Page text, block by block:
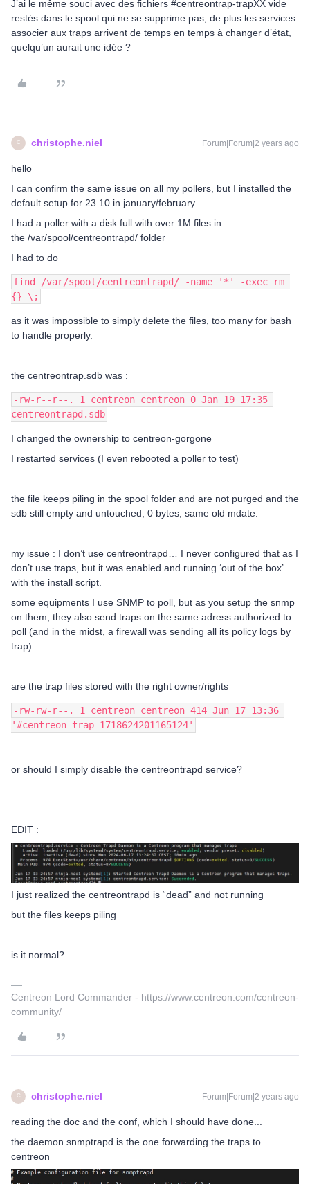
J’ai le même souci avec des fichiers #centreontrap-trapXX vide
restés dans le spool qui ne se supprime pas, de plus les services
associer aux traps arrivent de temps en temps à changer d’état,
quelqu’un aurait une idée ?
C christophe.niel Forum|Forum|2 years ago
hello
I can confirm the same issue on all my pollers, but I installed the
default setup for 23.10 in january/february
I had a poller with a disk full with over 1M files in
the /var/spool/centreontrapd/ folder
I had to do
find /var/spool/centreontrapd/ -name '*' -exec rm
{} \;
as it was impossible to simply delete the files, too many for bash
to handle properly.
the centreontrap.sdb was :
-rw-r--r--. 1 centreon centreon 0 Jan 19 17:35
centreontrapd.sdb
I changed the ownership to centreon-gorgone
I restarted services (I even rebooted a poller to test)
the file keeps piling in the spool folder and are not purged and the
sdb still empty and untouched, 0 bytes, same old mdate.
my issue : I don’t use centreontrapd… I never configured that as I
don’t use traps, but it was enabled and running ‘out of the box’
with the install script.
some equipments I use SNMP to poll, but as you setup the snmp
on them, they also send traps on the same adress authorized to
poll (and in the midst, a firewall was sending all its policy logs by
trap)
are the trap files stored with the right owner/rights
-rw-rw-r--. 1 centreon centreon 414 Jun 17 13:36
'#centreon-trap-1718624201165124'
or should I simply disable the centreontrapd service?
EDIT :
I just realized the centreontrapd is “dead” and not running
but the files keeps piling
is it normal?
Centreon Lord Commander - https://www.centreon.com/centreon-
community/
C christophe.niel Forum|Forum|2 years ago
reading the doc and the conf, which I should have done...
the daemon snmptrapd is the one forwarding the traps to
centreon